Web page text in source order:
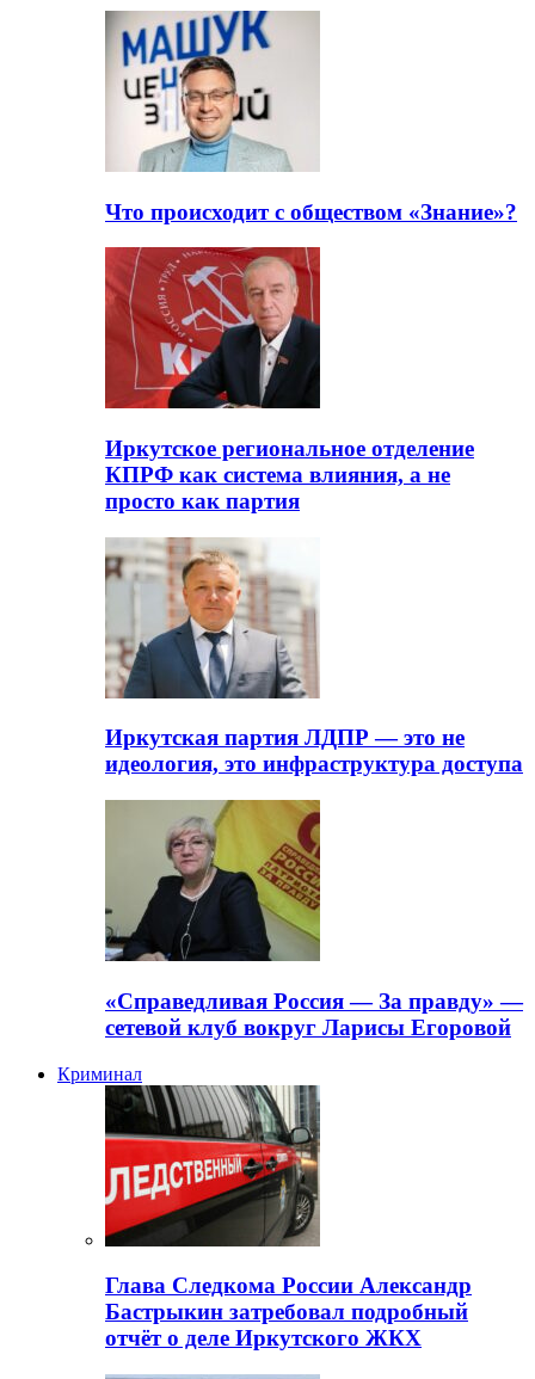
Что происходит с обществом «Знание»?
Иркутское региональное отделение
КПРФ как система влияния, а не
просто как партия
Иркутская партия ЛДПР — это не
идеология, это инфраструктура доступа
«Справедливая Россия — За правду» —
сетевой клуб вокруг Ларисы Егоровой
Криминал
Глава Следкома России Александр
Бастрыкин затребовал подробный
отчёт о деле Иркутского ЖКХ